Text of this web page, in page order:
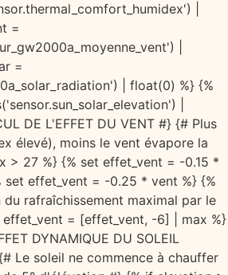
|
=
|
=
| float(0) %} {%
|
DE L'EFFET DU VENT #} {# Plus
élevé), moins le vent évapore la
> 27 %} {% set effet_vent = -0.15 *
set effet_vent = -0.25 * vent %} {%
rafraîchissement maximal par le
= [effet_vent, -6] | max %}
DYNAMIQUE DU SOLEIL
Le soleil ne commence à chauffer